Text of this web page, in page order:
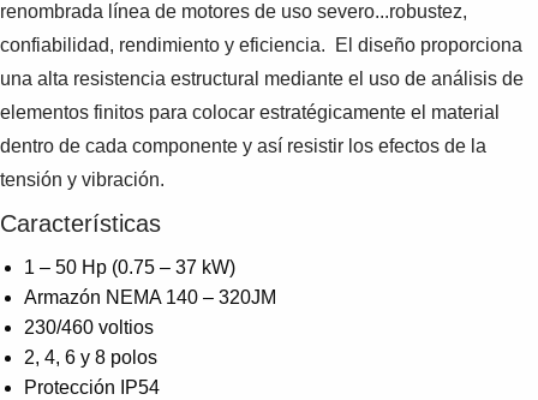
About us
Where to buy
Contact us
Careers
renombrada línea de motores de uso severo...robustez,
confiabilidad, rendimiento y eficiencia. El diseño proporciona
una alta resistencia estructural mediante el uso de análisis de
elementos finitos para colocar estratégicamente el material
dentro de cada componente y así resistir los efectos de la
tensión y vibración.
Características
1 – 50 Hp (0.75 – 37 kW)
Armazón NEMA 140 – 320JM
230/460 voltios
2, 4, 6 y 8 polos
Protección IP54